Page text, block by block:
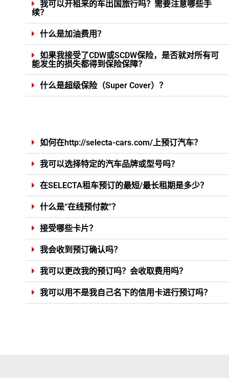
我可以开租来的车出国旅行吗？需要注意哪些手
续？
什么是加油费用？
如果我接受了CDW或SCDW保险，是否就对所有可
能发生的损失都得到保险保障？
什么是超级保险（Super Cover）？
如何在http://selecta-cars.com/上预订汽车？
我可以选择特定的汽车品牌或型号吗？
在SELECTA租车预订的最短/最长租期是多少？
什么是“在线预付款”？
接受哪些卡片？
我会收到预订确认吗？
我可以更改我的预订吗？会收取费用吗？
我可以用不是我自己名下的信用卡进行预订吗？